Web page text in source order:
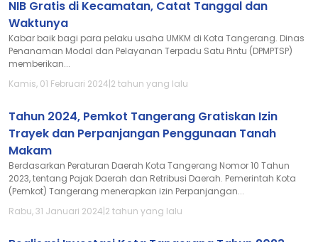
NIB Gratis di Kecamatan, Catat Tanggal dan
Waktunya
Kabar baik bagi para pelaku usaha UMKM di Kota Tangerang. Dinas
Penanaman Modal dan Pelayanan Terpadu Satu Pintu (DPMPTSP)
memberikan...
Kamis, 01 Februari 2024|2 tahun yang lalu
Tahun 2024, Pemkot Tangerang Gratiskan Izin
Trayek dan Perpanjangan Penggunaan Tanah
Makam
Berdasarkan Peraturan Daerah Kota Tangerang Nomor 10 Tahun
2023, tentang Pajak Daerah dan Retribusi Daerah. Pemerintah Kota
(Pemkot) Tangerang menerapkan izin Perpanjangan...
Rabu, 31 Januari 2024|2 tahun yang lalu